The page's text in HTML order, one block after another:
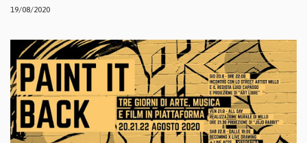
19/08/2020